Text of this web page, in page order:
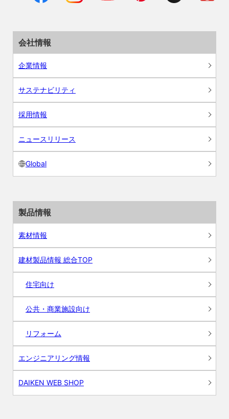
会社情報
企業情報
サステナビリティ
採用情報
ニュースリリース
Global
製品情報
素材情報
建材製品情報 総合TOP
住宅向け
公共・商業施設向け
リフォーム
エンジニアリング情報
DAIKEN WEB SHOP